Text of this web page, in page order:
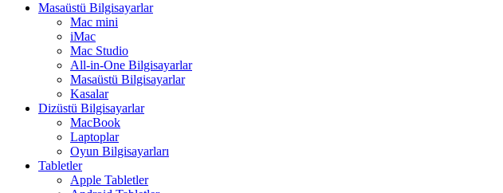
Masaüstü Bilgisayarlar
Mac mini
iMac
Mac Studio
All-in-One Bilgisayarlar
Masaüstü Bilgisayarlar
Kasalar
Dizüstü Bilgisayarlar
MacBook
Laptoplar
Oyun Bilgisayarları
Tabletler
Apple Tabletler